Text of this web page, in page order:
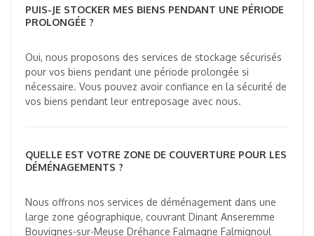
PUIS-JE STOCKER MES BIENS PENDANT UNE PÉRIODE
PROLONGÉE ?
Oui, nous proposons des services de stockage sécurisés
pour vos biens pendant une période prolongée si
nécessaire. Vous pouvez avoir confiance en la sécurité de
vos biens pendant leur entreposage avec nous.
QUELLE EST VOTRE ZONE DE COUVERTURE POUR LES
DÉMÉNAGEMENTS ?
Nous offrons nos services de déménagement dans une
large zone géographique, couvrant Dinant Anseremme
Bouvignes-sur-Meuse Dréhance Falmagne Falmignoul